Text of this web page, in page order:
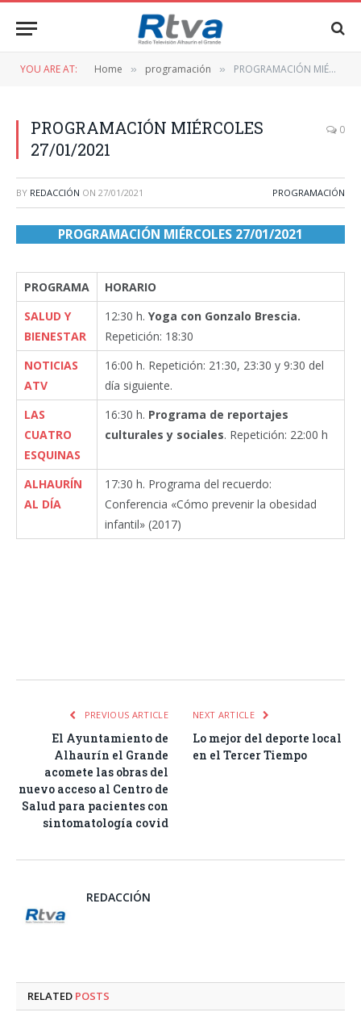
YOU ARE AT: Home » programación » PROGRAMACIÓN MIÉRCOLES 27/01/2021
PROGRAMACIÓN MIÉRCOLES
27/01/2021
0
BY REDACCIÓN ON 27/01/2021 PROGRAMACIÓN
PROGRAMACIÓN MIÉRCOLES 27/01/2021
PROGRAMA
HORARIO
SALUD Y
BIENESTAR
12:30 h. Yoga con Gonzalo Brescia.
Repetición: 18:30
NOTICIAS
ATV
16:00 h. Repetición: 21:30, 23:30 y 9:30 del
día siguiente.
LAS
CUATRO
ESQUINAS
16:30 h. Programa de reportajes
culturales y sociales. Repetición: 22:00 h
ALHAURÍN
AL DÍA
17:30 h. Programa del recuerdo:
Conferencia «Cómo prevenir la obesidad
infantil» (2017)
PREVIOUS ARTICLE
El Ayuntamiento de
Alhaurín el Grande
acomete las obras del
nuevo acceso al Centro de
Salud para pacientes con
sintomatología covid
NEXT ARTICLE
Lo mejor del deporte local
en el Tercer Tiempo
REDACCIÓN
RELATED POSTS